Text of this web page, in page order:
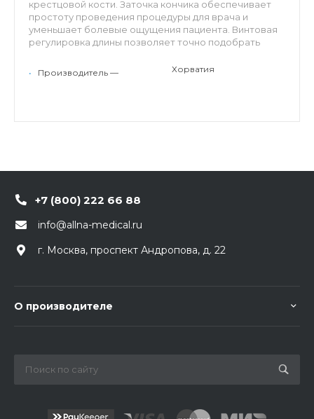
крестцовой кости. Заточка кончика обеспечивает
простоту проведения процедуры для врача и
уменьшает болевые ощущения пациента. Винтовая
регулировка длины позволяет точно подобрать
же расширить функционал использования
инструмента. Съемный стилет предоставляет
• Производитель — Хорватия
+7 (800) 222 66 88
info@allna-medical.ru
г. Москва, проспект Андропова, д. 22
О производителе